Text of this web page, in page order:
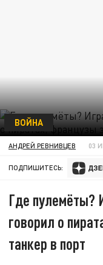
ВОЙНА
АНДРЕЙ РЕВНИВЦЕВ 03
ПОДПИШИТЕСЬ:
Где пулемёты?
говорил о
танкер в порт